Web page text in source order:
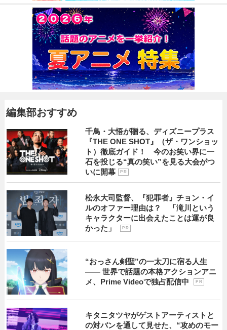
編集部おすすめ
千鳥・大悟が贈る、ディズニープラス
『THE ONE SHOT』（ザ・ワンショッ
ト）徹底ガイド！ 今のお笑い界に一
石を投じる“真の笑い”を見る大会がつ
いに開幕
P R
松永大司監督、『犯罪者』チョン・イ
ルのオファー理由は？ 「滝川という
キャラクターに出会えたことは運が良
かった」
P R
“おっさん剣聖”の一太刀に宿る人生
―― 世界で話題の本格アクションアニ
メ、Prime Videoで独占配信中
P R
キタニタツヤがゲストアーティストと
の対バンを通して見せた、“攻めのモー